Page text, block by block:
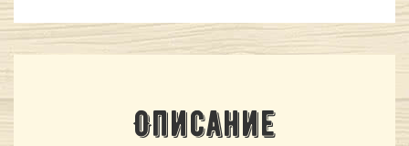
Описание